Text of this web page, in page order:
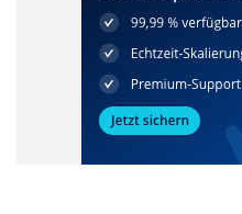
Leidenschaft zu
definieren,
Vielfältigkeit des
fließt, eins wird mit
Oberfläche eine